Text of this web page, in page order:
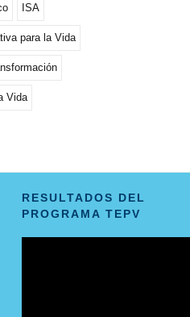
ISA
para la Vida
Vida
RESULTADOS DEL
PROGRAMA TEPV